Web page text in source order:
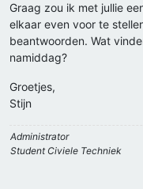
Graag zou ik met jullie
elkaar even voor te
beantwoorden. Wat
namiddag?
Groetjes,
Stijn
Administrator
Student Civiele Techniek